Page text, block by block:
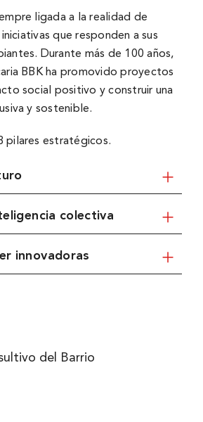
ligada a la realidad de
que responden a sus
Durante más de 100 años,
BBK ha promovido proyectos
social positivo y construir una
y sostenible.
pilares estratégicos.
colectiva
innovadoras
del Barrio